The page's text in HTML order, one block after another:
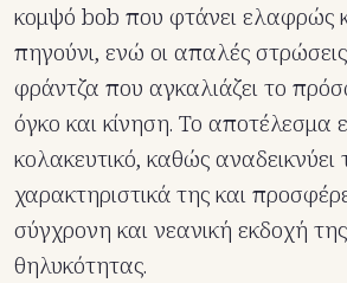
κομψό bob που φτάνει ελαφρώς
πηγούνι, ενώ οι απαλές στρώσεις
φράντζα που αγκαλιάζει το
όγκο και κίνηση. Το αποτέλεσμα
κολακευτικό, καθώς αναδεικνύει
χαρακτηριστικά της και
σύγχρονη και νεανική εκδοχή
θηλυκότητας.